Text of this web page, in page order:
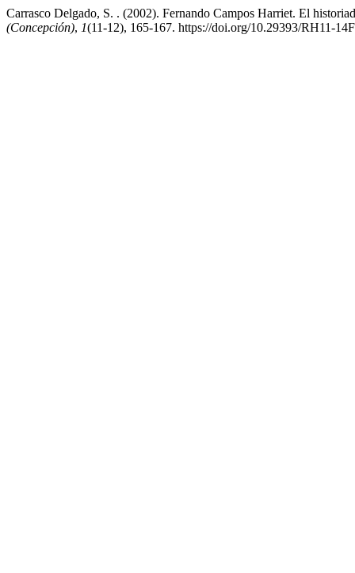
Carrasco Delgado, S. . (2002). Fernando Campos Harriet. El
(Concepción), 1(11-12), 165-167. https://doi.org/10.29393/RH11-